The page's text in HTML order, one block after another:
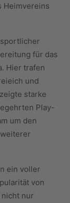
Heimvereins
für das
Hier trafen
und
starke
Play-
um den
ein voller
von
nicht nur